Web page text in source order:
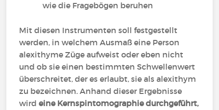
wie die Fragebögen beruhen
Mit diesen Instrumenten soll festgestellt
werden, in welchem Ausmaß eine Person
alexithyme Züge aufweist oder eben nicht
und ob sie einen bestimmten Schwellenwert
überschreitet, der es erlaubt, sie als alexithym
zu bezeichnen. Anhand dieser Ergebnisse
wirdeine Kernspintomographie durchgeführt,